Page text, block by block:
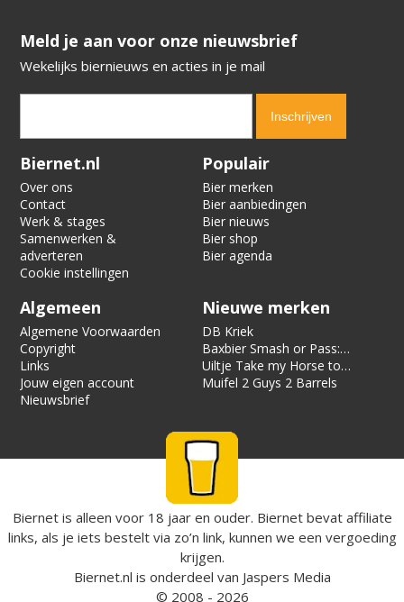
​​​​​​​Meld je aan voor onze nieuwsbrief
Wekelijks biernieuws en acties in je mail
Verification code:
Biernet.nl
Over ons
Contact
Werk & stages
Samenwerken &
adverteren
Cookie instellingen
Populair
Bier merken
Bier aanbiedingen
Bier nieuws
Bier shop
Bier agenda
Algemeen
Algemene Voorwaarden
Copyright
Links
Jouw eigen account
Nieuwsbrief
Nieuwe merken
DB Kriek
Baxbier Smash or Pass:
Strata
Uiltje Take my Horse to
the Hotel Room
Muifel 2 Guys 2 Barrels
Biernet is alleen voor 18 jaar en ouder. Biernet bevat affiliate
links, als je iets bestelt via zo’n link, kunnen we een vergoeding
krijgen.
Biernet.nl is onderdeel van Jaspers Media
© 2008 - 2026